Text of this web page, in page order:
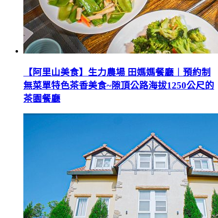
【阿里山美食】生力農場 田媽媽餐廳︱預約制
無菜單特色茶香美食~隙頂公路海拔1250公尺的
茶園餐廳